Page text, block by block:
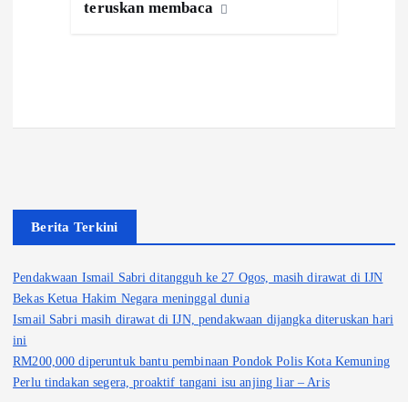
teruskan membaca
Berita Terkini
Pendakwaan Ismail Sabri ditangguh ke 27 Ogos, masih dirawat di IJN
Bekas Ketua Hakim Negara meninggal dunia
Ismail Sabri masih dirawat di IJN, pendakwaan dijangka diteruskan hari
ini
RM200,000 diperuntuk bantu pembinaan Pondok Polis Kota Kemuning
Perlu tindakan segera, proaktif tangani isu anjing liar – Aris